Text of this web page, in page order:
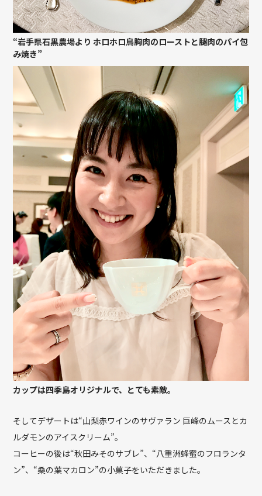
“岩手県石黒農場より ホロホロ鳥胸肉のローストと腿肉のパイ包
み焼き”
カップは四季島オリジナルで、とても素敵。
そしてデザートは“山梨赤ワインのサヴァラン 巨峰のムースとカ
ルダモンのアイスクリーム”。
コーヒーの後は“秋田みそのサブレ”、“八重洲蜂蜜のフロランタ
ン”、“桑の葉マカロン”の小菓子をいただきました。